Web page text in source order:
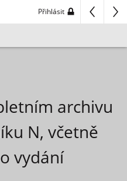
Přihlásit
archivu
N, včetně
vydání